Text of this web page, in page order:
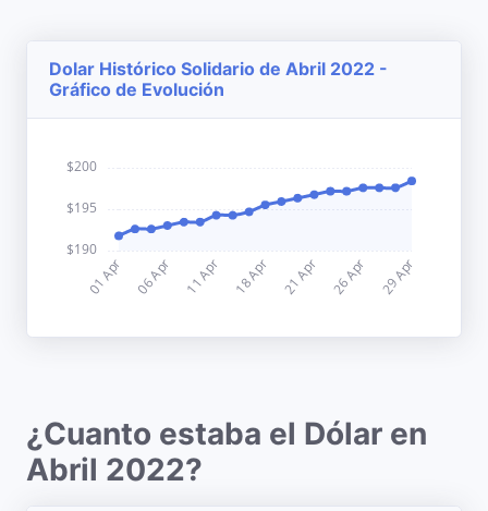
Dolar Histórico Solidario de Abril 2022 -
Gráfico de Evolución
¿Cuanto estaba el Dólar en
Abril 2022?